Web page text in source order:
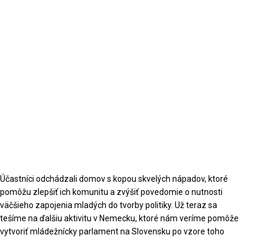
Účastníci odchádzali domov s kopou skvelých nápadov, ktoré
pomôžu zlepšiť ich komunitu a zvýšiť povedomie o nutnosti
väčšieho zapojenia mladých do tvorby politiky. Už teraz sa
tešíme na ďalšiu aktivitu v Nemecku, ktoré nám veríme pomôže
vytvoriť mládežnícky parlament na Slovensku po vzore toho